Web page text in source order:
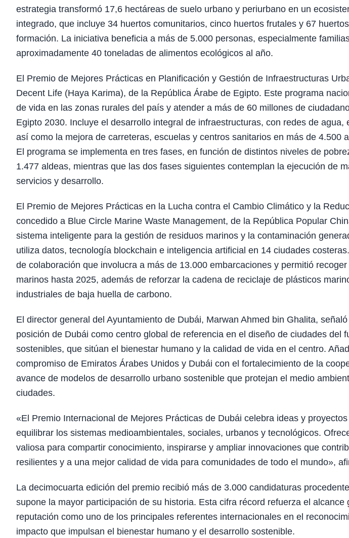
estrategia transformó 17,6 hectáreas de suelo urbano y periurbano en un
integrado, que incluye 34 huertos comunitarios, cinco huertos frutales y 67
formación. La iniciativa beneficia a más de 5.000 personas, especialmente
aproximadamente 40 toneladas de alimentos ecológicos al año.
El Premio de Mejores Prácticas en Planificación y Gestión de Infraestructuras
Decent Life (Haya Karima), de la República Árabe de Egipto. Este programa
de vida en las zonas rurales del país y atender a más de 60 millones de
Egipto 2030. Incluye el desarrollo integral de infraestructuras, con redes de agua,
así como la mejora de carreteras, escuelas y centros sanitarios en más de 4.500
El programa se implementa en tres fases, en función de distintos niveles de
1.477 aldeas, mientras que las dos fases siguientes contemplan la ejecución de
servicios y desarrollo.
El Premio de Mejores Prácticas en la Lucha contra el Cambio Climático y la
concedido a Blue Circle Marine Waste Management, de la República Popular
sistema inteligente para la gestión de residuos marinos y la contaminación
utiliza datos, tecnología blockchain e inteligencia artificial en 14 ciudades
de colaboración que involucra a más de 13.000 embarcaciones y permitió
marinos hasta 2025, además de reforzar la cadena de reciclaje de plásticos
industriales de baja huella de carbono.
El director general del Ayuntamiento de Dubái, Marwan Ahmed bin Ghalita,
posición de Dubái como centro global de referencia en el diseño de ciudades del
sostenibles, que sitúan el bienestar humano y la calidad de vida en el centro.
compromiso de Emiratos Árabes Unidos y Dubái con el fortalecimiento de la
avance de modelos de desarrollo urbano sostenible que protejan el medio
ciudades.
«El Premio Internacional de Mejores Prácticas de Dubái celebra ideas y
equilibrar los sistemas medioambientales, sociales, urbanos y tecnológicos.
valiosa para compartir conocimiento, inspirarse y ampliar innovaciones que
resilientes y a una mejor calidad de vida para comunidades de todo el mundo»,
La decimocuarta edición del premio recibió más de 3.000 candidaturas
supone la mayor participación de su historia. Esta cifra récord refuerza el alcance
reputación como uno de los principales referentes internacionales en el
impacto que impulsan el bienestar humano y el desarrollo sostenible.